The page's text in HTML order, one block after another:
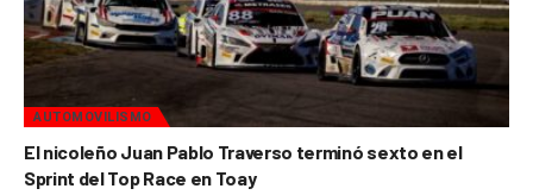
AUTOMOVILISMO
El nicoleño Juan Pablo Traverso terminó sexto en el
Sprint del Top Race en Toay